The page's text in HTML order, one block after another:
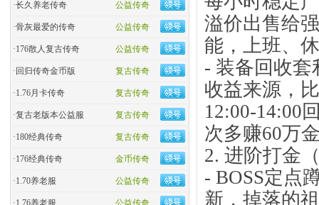
公益传奇
·长久养老传奇
公益传奇
·骨灰最爱的传奇
公益传奇
·176散人复古传奇
复古传奇
· 回归传奇金币版
复古传奇
·1.76月卡传奇
复古传奇
·复古老版本公益服
复古传奇
·180经典传奇
金币传奇
·176经典传奇
公益传奇
·1.70养老服
公益传奇
·1.76养老服
溢价出售给
能，上班、
- 装备回收套
收益来源，
12:00-14:00
次多赚60万
2. 进阶打金
- BOSS定点
新，掉落的